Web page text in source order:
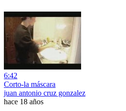
6:42
Corto-la máscara
juan antonio cruz gonzalez
hace 18 años